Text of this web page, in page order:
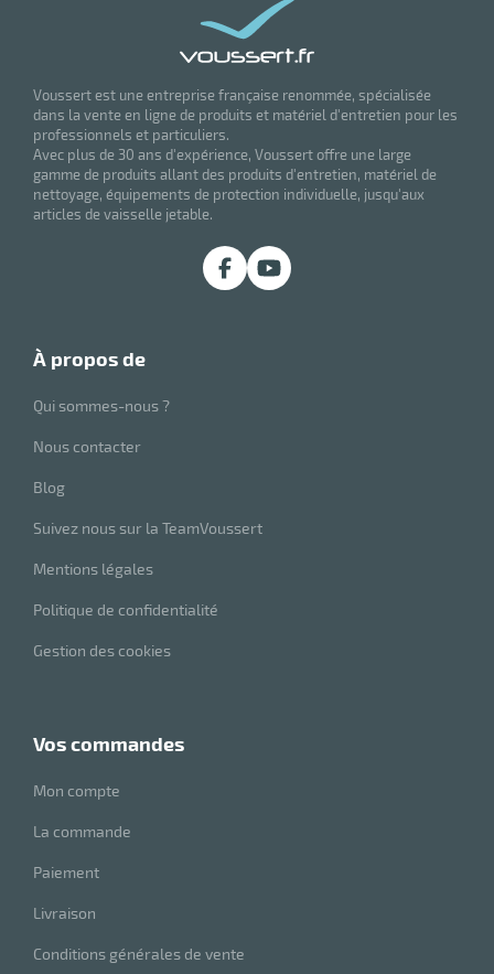
Voussert est une entreprise française renommée, spécialisée
dans la vente en ligne de produits et matériel d'entretien pour les
professionnels et particuliers.
Avec plus de 30 ans d'expérience, Voussert offre une large
gamme de produits allant des produits d'entretien, matériel de
nettoyage, équipements de protection individuelle, jusqu'aux
articles de vaisselle jetable.
à propos de
Qui sommes-nous ?
Nous contacter
Blog
Suivez nous sur la TeamVoussert
Mentions légales
Politique de confidentialité
Gestion des cookies
vos commandes
Mon compte
La commande
Paiement
Livraison
Conditions générales de vente